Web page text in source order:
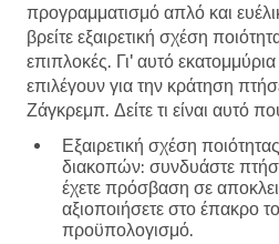
προγραμματισμό απλό και
βρείτε εξαιρετική σχέση
επιπλοκές. Γι' αυτό εκατομμύρια
επιλέγουν για την κράτηση
Ζάγκρεμπ. Δείτε τι είναι αυτό
Εξαιρετική σχέση
διακοπών: συνδυάστε
έχετε πρόσβαση σε
αξιοποιήσετε στο έπακρο
προϋπολογισμό.